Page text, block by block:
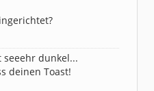
seeehr dunkel...
deinen Toast!